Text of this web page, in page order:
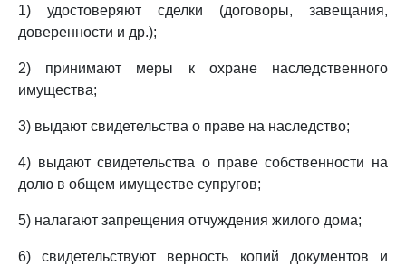
1) удостоверяют сделки (договоры, завещания,
доверенности и др.);
2) принимают меры к охране наследственного
имущества;
3) выдают свидетельства о праве на наследство;
4) выдают свидетельства о праве собственности на
долю в общем имуществе супругов;
5) налагают запрещения отчуждения жилого дома;
6) свидетельствуют верность копий документов и